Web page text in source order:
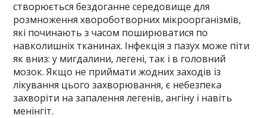
створюється бездоганне середовище для
розмноження хвороботворних мікроорганізмів,
які починають з часом поширюватися по
навколишніх тканинах. Інфекція з пазух може піти
як вниз: у мигдалини, легені, так і в головний
мозок. Якщо не приймати жодних заходів із
лікування цього захворювання, є небезпека
захворіти на запалення легенів, ангіну і навіть
менінгіт.